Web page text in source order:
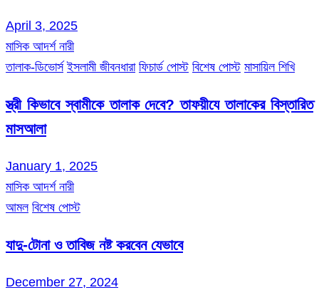
April 3, 2025
মাসিক আদর্শ নারী
তালাক-ডিভোর্স ইসলামী জীবনধারা ফিচার্ড পোস্ট বিশেষ পোস্ট মাসায়িল শিখি
স্ত্রী কিভাবে স্বামীকে তালাক দেবে? তাফয়ীযে তালাকের বিস্তারিত
মাসআলা
January 1, 2025
মাসিক আদর্শ নারী
আমল বিশেষ পোস্ট
যাদু-টোনা ও তাবিজ নষ্ট করবেন যেভাবে
December 27, 2024